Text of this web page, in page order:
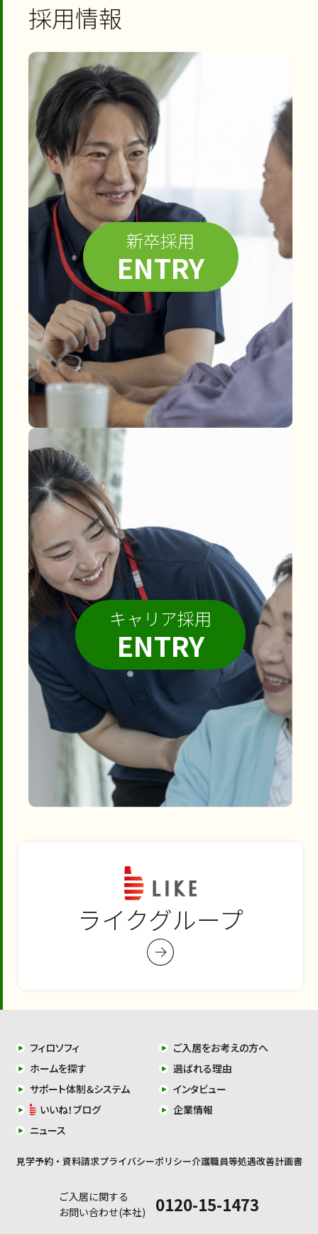
採用情報
新卒採用
ENTRY
キャリア採用
ENTRY
ライクグループ
フィロソフィ
ご入居をお考えの方へ
ホームを探す
選ばれる理由
サポート体制＆システム
インタビュー
いいね！ブログ
企業情報
ニュース
見学予約・資料請求プライバシーポリシー介護職員等処遇改善計画書
ご入居に関する
お問い合わせ(本社)
0120-15-1473